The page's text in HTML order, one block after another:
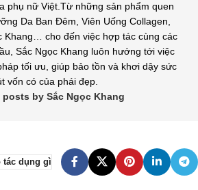
phụ nữ Việt.Từ những sản phẩm quen
Da Ban Đêm, Viên Uống Collagen,
Khang… cho đến việc hợp tác cùng các
Sắc Ngọc Khang luôn hướng tới việc
tối ưu, giúp bảo tồn và khơi dậy sức
vốn có của phái đẹp.
posts by Sắc Ngọc Khang
tác dụng gì